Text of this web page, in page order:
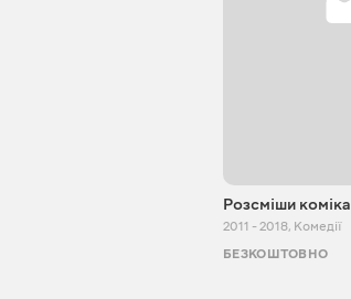
Розсміши коміка
2011 - 2018, Комедії
БЕЗКОШТОВНО